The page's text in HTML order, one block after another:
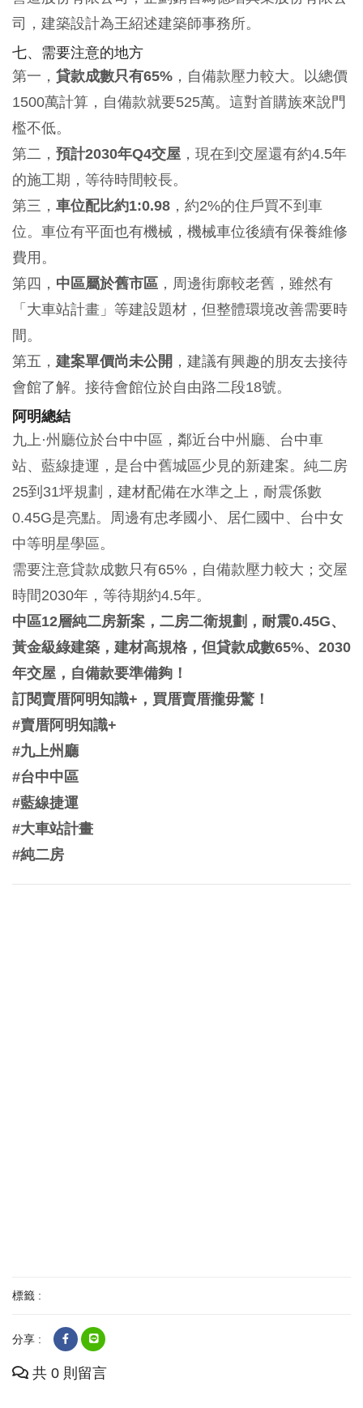
司，建築設計為王紹述建築師事務所。
七、需要注意的地方
第一， 貸款成數只有65% ，自備款壓力較大。以總價
1500萬計算，自備款就要525萬。這對首購族來說門
檻不低。
第二， 預計2030年Q4交屋 ，現在到交屋還有約4.5年
的施工期，等待時間較長。
第三， 車位配比約1:0.98 ，約2%的住戶買不到車
位。車位有平面也有機械，機械車位後續有保養維修
費用。
第四， 中區屬於舊市區 ，周邊街廓較老舊，雖然有
「大車站計畫」等建設題材，但整體環境改善需要時
間。
第五， 建案單價尚未公開 ，建議有興趣的朋友去接待
會館了解。接待會館位於自由路二段18號。
阿明總結
九上·州廳位於台中中區，鄰近台中州廳、台中車
站、藍線捷運，是台中舊城區少見的新建案。純二房
25到31坪規劃，建材配備在水準之上，耐震係數
0.45G是亮點。周邊有忠孝國小、居仁國中、台中女
中等明星學區。
需要注意貸款成數只有65%，自備款壓力較大；交屋
時間2030年，等待期約4.5年。
中區12層純二房新案，二房二衛規劃，耐震0.45G、
黃金級綠建築，建材高規格，但貸款成數65%、2030
年交屋，自備款要準備夠！
訂閱賣厝阿明知識+，買厝賣厝攏毋驚！
#賣厝阿明知識+
#九上州廳
#台中中區
#藍線捷運
#大車站計畫
#純二房
標籤 :
分享 :
共 0 則留言